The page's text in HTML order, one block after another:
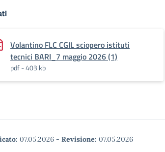
Volantino FLC CGIL sciopero istituti
tecnici BARI_7 maggio 2026 (1)
pdf - 403 kb
07.05.2026 - Revisione: 07.05.2026